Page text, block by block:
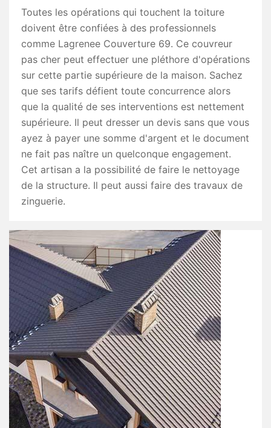
Toutes les opérations qui touchent la toiture
doivent être confiées à des professionnels
comme Lagrenee Couverture 69. Ce couvreur
pas cher peut effectuer une pléthore d'opérations
sur cette partie supérieure de la maison. Sachez
que ses tarifs défient toute concurrence alors
que la qualité de ses interventions est nettement
supérieure. Il peut dresser un devis sans que vous
ayez à payer une somme d'argent et le document
ne fait pas naître un quelconque engagement.
Cet artisan a la possibilité de faire le nettoyage
de la structure. Il peut aussi faire des travaux de
zinguerie.